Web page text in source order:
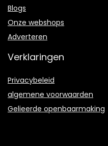
Blogs
Onze webshops
Adverteren
Verklaringen
Privacybeleid
algemene voorwaarden
Gelieerde openbaarmaking